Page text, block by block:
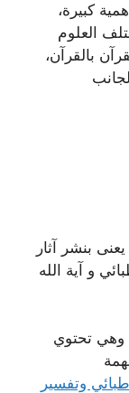
كبيرة،
العلوم
بالقرآن،
بنشر آثار
و آية الله
وهي تحتوي
وتفسير